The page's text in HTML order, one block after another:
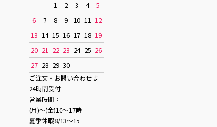
1
2 3 4
5
6
7 8 9 10 11 12
13 14 15 16 17 18 19
20 21 22 23 24 25 26
27 28 29 30
ご注文・お問い合わせは
24時間受付
営業時間：
(月)〜(金)10〜17時
夏季休暇8/13〜15